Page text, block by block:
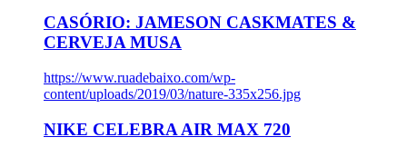
CASÓRIO: JAMESON CASKMATES &
CERVEJA MUSA
https://www.ruadebaixo.com/wp-
content/uploads/2019/03/nature-335x256.jpg
NIKE CELEBRA AIR MAX 720